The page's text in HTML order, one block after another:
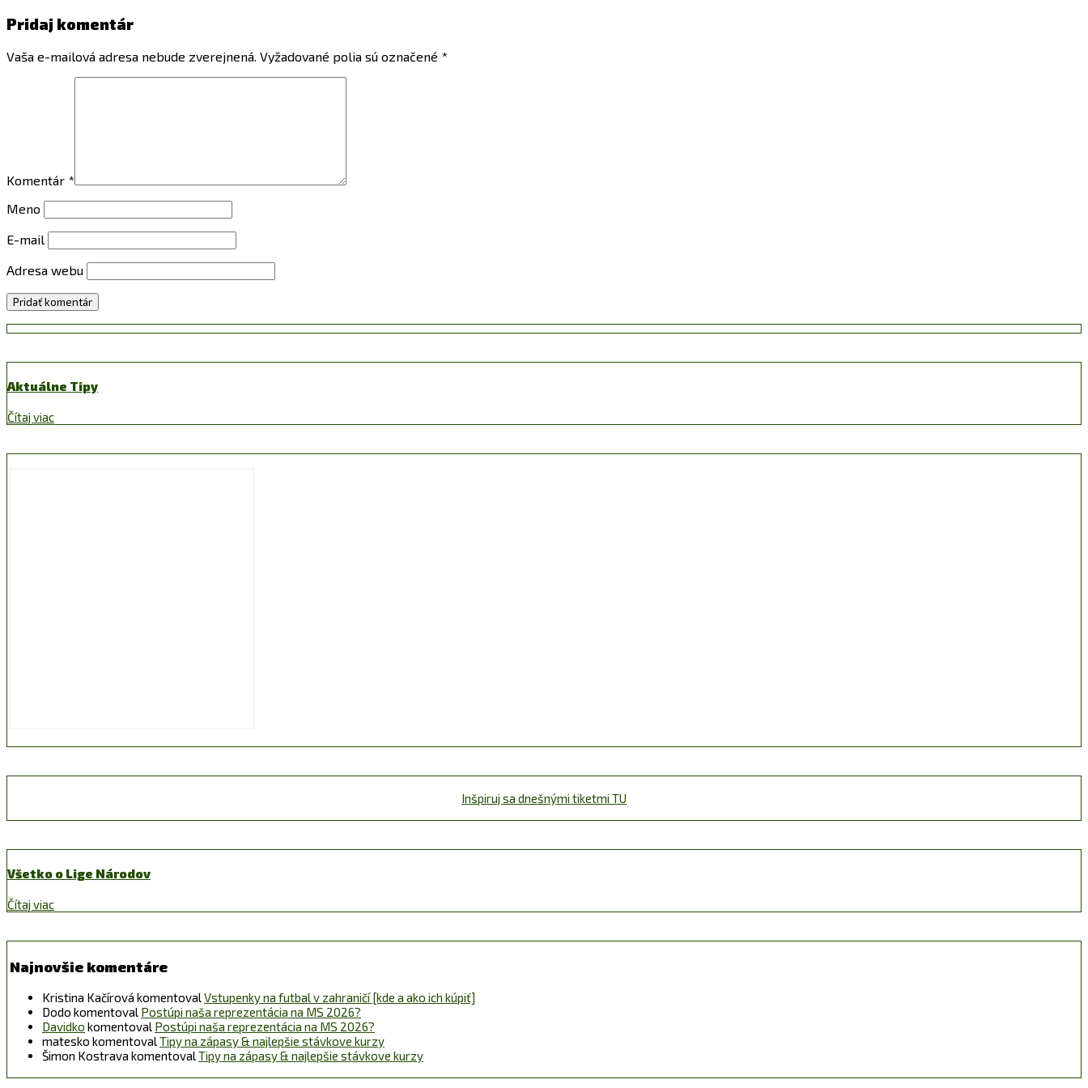
Pridaj komentár
Vaša e-mailová adresa nebude zverejnená. Vyžadované polia sú označené *
Komentár *
Meno
E-mail
Adresa webu
Aktuálne Tipy
Čítaj viac
Inšpiruj sa dnešnými tiketmi TU
Všetko o Lige Národov
Čítaj viac
Najnovšie komentáre
Kristina Kačírová komentovalVstupenky na futbal v zahraničí [kde a ako ich kúpiť]
Dodo komentoval Postúpi naša reprezentácia na MS 2026?
Davidko komentoval Postúpi naša reprezentácia na MS 2026?
matesko komentovalTipy na zápasy & najlepšie stávkove kurzy
Šimon Kostrava komentovalTipy na zápasy & najlepšie stávkove kurzy